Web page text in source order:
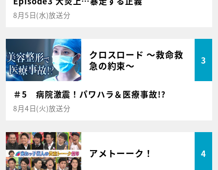
8月5日(水)放送分
クロスロード ～救命救
急の約束～
3
＃5 病院激震！パワハラ＆医療事故!?
8月4日(火)放送分
アメトーーク！ 4